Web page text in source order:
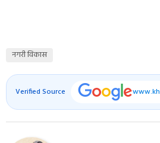
नगरी विकास
Verified Source